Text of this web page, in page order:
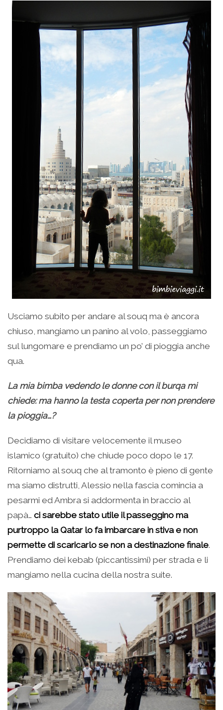
Usciamo subito per andare al souq ma è ancora
chiuso, mangiamo un panino al volo, passeggiamo
sul lungomare e prendiamo un po’ di pioggia anche
qua.
La mia bimba vedendo le donne con il burqa mi
chiede: ma hanno la testa coperta per non prendere
la pioggia…?
Decidiamo di visitare velocemente il museo
islamico (gratuito) che chiude poco dopo le 17.
Ritorniamo al souq che al tramonto è pieno di gente
ma siamo distrutti, Alessio nella fascia comincia a
pesarmi ed Ambra si addormenta in braccio al
papà… ci sarebbe stato utile il passeggino ma
purtroppo la Qatar lo fa imbarcare in stiva e non
permette di scaricarlo se non a destinazione finale.
Prendiamo dei kebab (piccantissimi) per strada e li
mangiamo nella cucina della nostra suite.